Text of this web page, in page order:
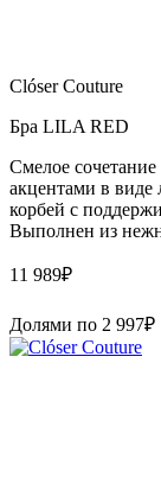
Clóser Couture
Бра LILA RED
Смелое
акцентами в виде
корбей с
Выполнен из
11 989₽
Долями по 2 997₽